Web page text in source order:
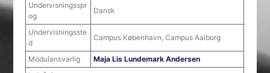
Undervisningsspr
og
Dansk
Undervisningsste
d
Campus København, Campus Aalborg
Modulansvarlig
Maja Lis Lundemark Andersen